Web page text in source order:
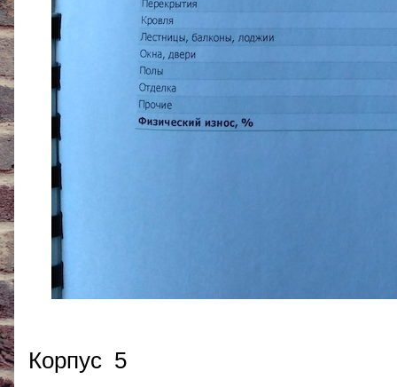
Корпус 5